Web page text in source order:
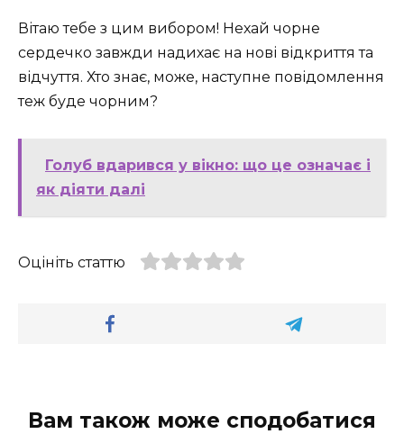
Вітаю тебе з цим вибором! Нехай чорне
сердечко завжди надихає на нові відкриття та
відчуття. Хто знає, може, наступне повідомлення
теж буде чорним?
Голуб вдарився у вікно: що це означає і
як діяти далі
Оцініть статтю
Вам також може сподобатися